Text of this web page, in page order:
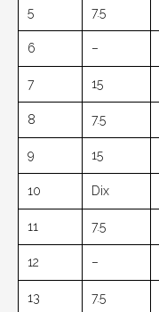
5 7.5
6 –
7 15
8 7.5
9 15
10 Dix
11 7.5
12 –
13 7.5